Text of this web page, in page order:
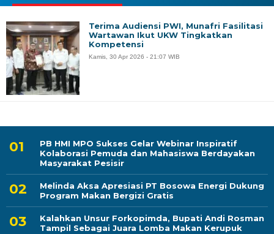
PB HMI MPO Sukses Gelar Webinar Inspiratif
Kolaborasi Pemuda dan Mahasiswa Berdayakan
Masyarakat Pesisir
Melinda Aksa Apresiasi PT Bosowa Energi Dukung
Program Makan Bergizi Gratis
Kalahkan Unsur Forkopimda, Bupati Andi Rosman
Tampil Sebagai Juara Lomba Makan Kerupuk
Terima Audiensi PWI, Munafri Fasilitasi
Wartawan Ikut UKW Tingkatkan
Kompetensi
Kamis, 30 Apr 2026 - 21:07 WIB